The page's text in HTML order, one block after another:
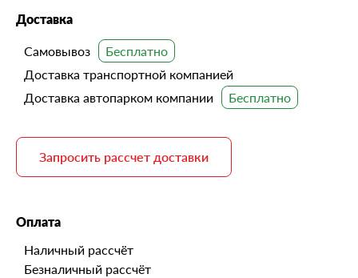
Доставка
Самовывоз
Доставка транспортной компанией
Доставка автопарком компании
Запросить рассчет доставки
Оплата
Наличный рассчёт
Безналичный рассчёт